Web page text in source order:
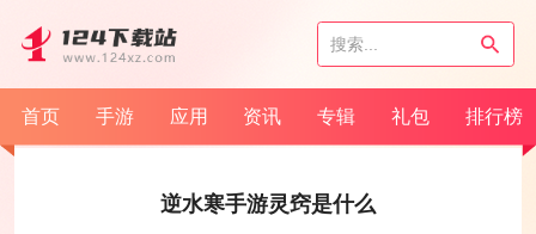
首页 手游 应用 资讯 专辑 礼包 排行榜
逆水寒手游灵窍是什么